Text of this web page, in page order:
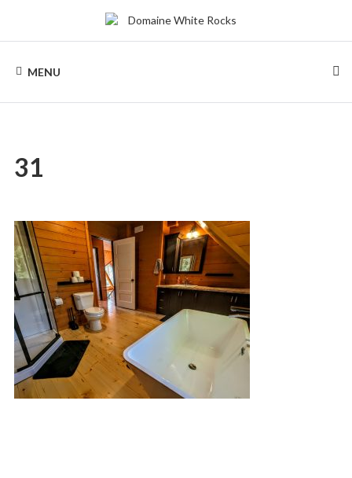
WHITE
ROCKS
de
Chalets
bois
MENU
31